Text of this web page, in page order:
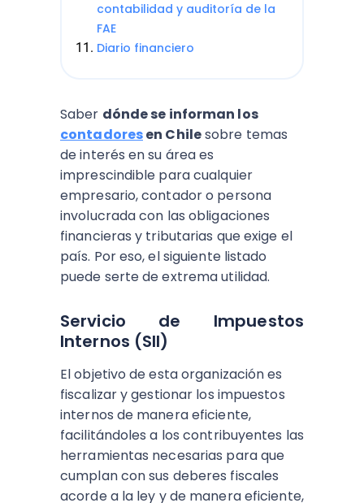
contabilidad y auditoría de la
FAE
Diario financiero
Saber dónde se informan los
contadoresen Chilesobre temas
de interés en su área es
imprescindible para cualquier
empresario, contador o persona
involucrada con las obligaciones
financieras y tributarias que exige el
país. Por eso, el siguiente listado
puede serte de extrema utilidad.
Servicio de Impuestos
Internos (SII)
El objetivo de esta organización es
fiscalizar y gestionar los impuestos
internos de manera eficiente,
facilitándoles a los contribuyentes las
herramientas necesarias para que
cumplan con sus deberes fiscales
acorde a la ley y de manera eficiente,